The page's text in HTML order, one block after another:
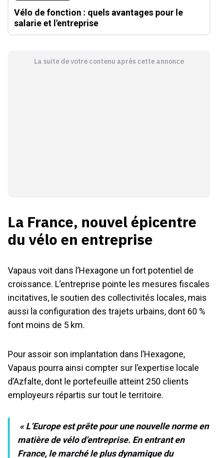
Vélo de fonction : quels avantages pour le
salarie et l'entreprise
La suite de votre contenu après cette annonce
La France, nouvel épicentre
du vélo en entreprise
Vapaus voit dans l’Hexagone un fort potentiel de
croissance. L’entreprise pointe les mesures fiscales
incitatives, le soutien des collectivités locales, mais
aussi la configuration des trajets urbains, dont 60 %
font moins de 5 km.
Pour assoir son implantation dans l’Hexagone,
Vapaus pourra ainsi compter sur l’expertise locale
d’Azfalte, dont le portefeuille atteint 250 clients
employeurs répartis sur tout le territoire.
« L’Europe est prête pour une nouvelle norme en
matière de vélo d’entreprise. En entrant en
France, le marché le plus dynamique du